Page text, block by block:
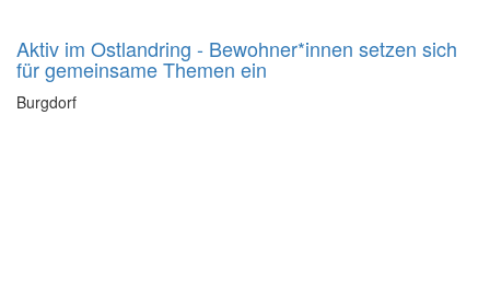
Aktiv im Ostlandring - Bewohner*innen setzen sich
für gemeinsame Themen ein
Burgdorf